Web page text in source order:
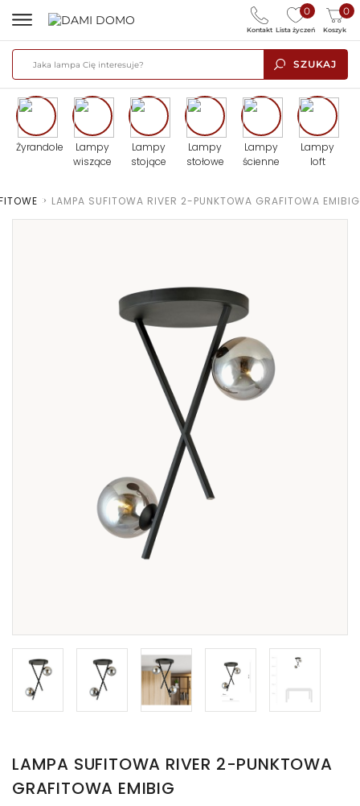
SZUKAJ
0
Lista życzeń
0
Koszyk
Kontakt
Żyrandole
Lampy
wiszące
Lampy
stojące
Lampy
stołowe
Lampy
ścienne
Lampy
loft
> LAMPA SUFITOWA RIVER 2-PUNKTOWA GRAFITOWA EMIBIG
LAMPA SUFITOWA RIVER 2-PUNKTOWA
GRAFITOWA EMIBIG